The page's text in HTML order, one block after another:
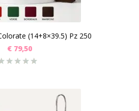
(14+8×39.5) Pz 250
€ 79,50